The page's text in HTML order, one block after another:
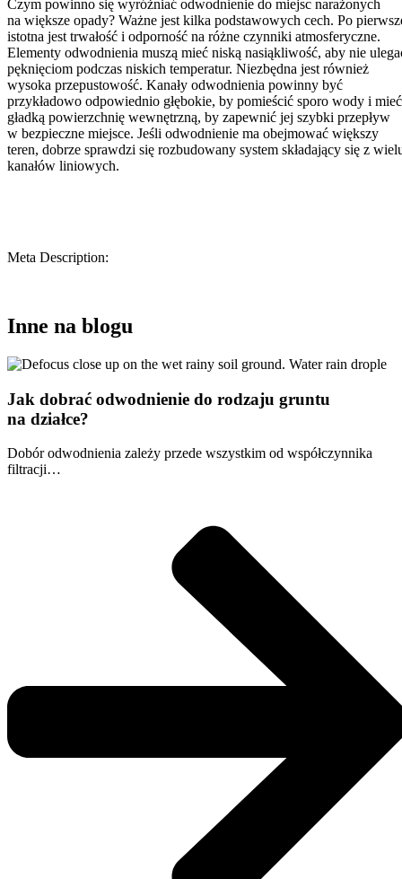
Czym powinno się wyróżniać odwodnienie do miejsc narażonych
na większe opady? Ważne jest kilka podstawowych cech. Po
istotna jest trwałość i odporność na różne czynniki atmosferyczne.
Elementy odwodnienia muszą mieć niską nasiąkliwość, aby nie
pęknięciom podczas niskich temperatur. Niezbędna jest również
wysoka przepustowość. Kanały odwodnienia powinny być
przykładowo odpowiednio głębokie, by pomieścić sporo wody i mieć
gładką powierzchnię wewnętrzną, by zapewnić jej szybki przepływ
w bezpieczne miejsce. Jeśli odwodnienie ma obejmować większy
teren, dobrze sprawdzi się rozbudowany system składający się z
kanałów liniowych.
Meta Description:
Inne na blogu
Jak dobrać odwodnienie do rodzaju gruntu
na działce?
Dobór odwodnienia zależy przede wszystkim od współczynnika
filtracji…